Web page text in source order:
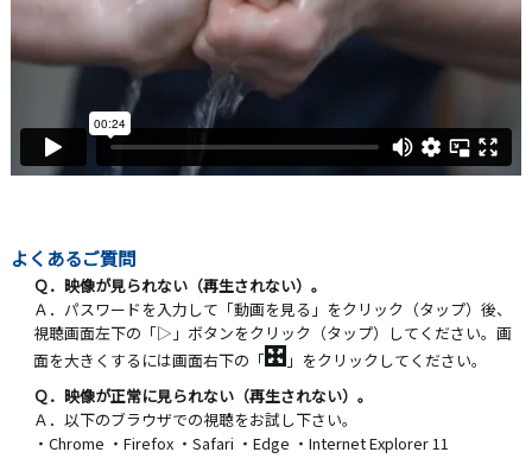
よくあるご質問
Ｑ．映像が見られない（再生されない）。
Ａ．パスワードを入力して「動画を見る」をクリック（タップ）後、
視聴画面左下の「▷」ボタンをクリック（タップ）してください。画
面を大きくするには画面右下の「
」をクリックしてください。
Ｑ．映像が正常に見られない（再生されない）。
Ａ．以下のブラウザでの視聴をお試し下さい。
・Chrome ・Firefox ・Safari ・Edge ・Internet Explorer 11